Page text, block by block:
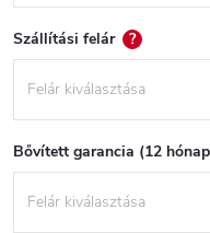
Szállítási felár ?
Bővített garancia (12